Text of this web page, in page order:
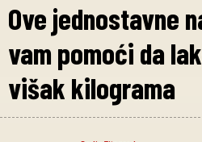
Ove jednostavne
vam pomoći da
višak kilograma